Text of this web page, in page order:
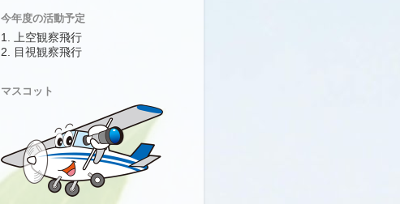
今年度の活動予定
1. 上空観察飛行
2. 目視観察飛行
マスコット